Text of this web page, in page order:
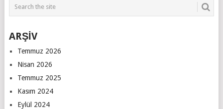
ARŞİV
Temmuz 2026
Nisan 2026
Temmuz 2025
Kasım 2024
Eylül 2024